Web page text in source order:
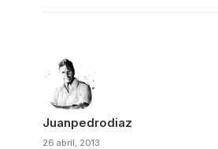
Juanpedrodiaz
26 abril, 2013